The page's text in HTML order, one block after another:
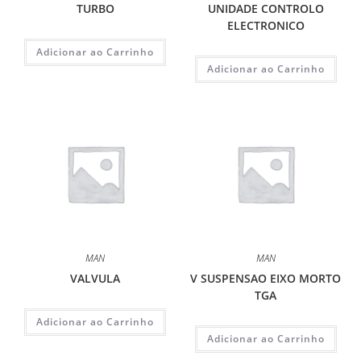
TURBO
Adicionar ao Carrinho
UNIDADE CONTROLO
ELECTRONICO
Adicionar ao Carrinho
MAN
VALVULA
Adicionar ao Carrinho
MAN
V SUSPENSAO EIXO MORTO
TGA
Adicionar ao Carrinho